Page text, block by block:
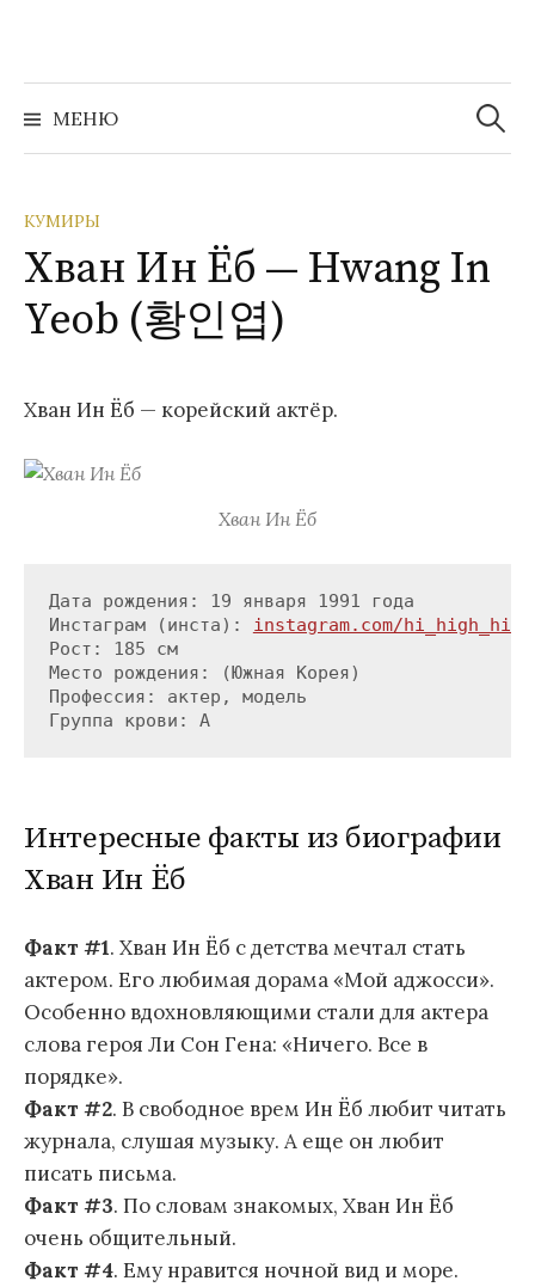
содержимому
МЕНЮ
Найти:
КУМИРЫ
Хван Ин Ёб — Hwang In
Yeob (황인엽)
Хван Ин Ёб — корейский актёр.
Хван Ин Ёб
Дата рождения: 19 января 1991 года
Инстаграм (инста):
Рост: 185 см
Место рождения: (Южная Корея)
Профессия: актер, модель
Группа крови: A
Интересные факты из биографии
Хван Ин Ёб
Факт #1. Хван Ин Ёб с детства мечтал стать
актером. Его любимая дорама «Мой аджосси».
Особенно вдохновляющими стали для актера
слова героя Ли Сон Гена: «Ничего. Все в
порядке».
Факт #2. В свободное врем Ин Ёб любит читать
журнала, слушая музыку. А еще он любит
писать письма.
Факт #3. По словам знакомых, Хван Ин Ёб
очень общительный.
Факт #4. Ему нравится ночной вид и море.